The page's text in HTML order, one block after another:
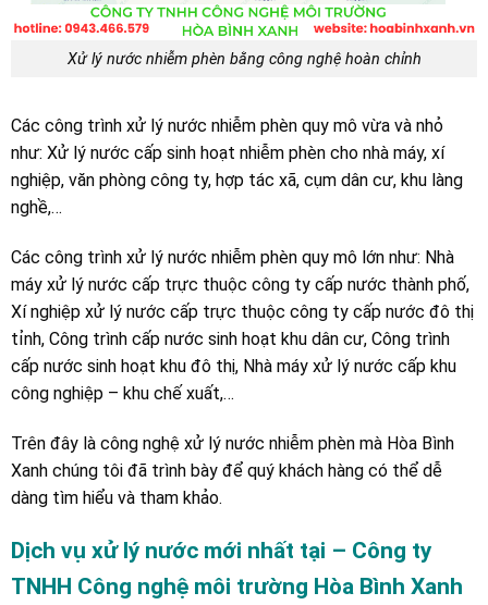
Xử lý nước nhiễm phèn bằng công nghệ hoàn chỉnh
Các công trình xử lý nước nhiễm phèn quy mô vừa và nhỏ
như: Xử lý nước cấp sinh hoạt nhiễm phèn cho nhà máy, xí
nghiệp, văn phòng công ty, hợp tác xã, cụm dân cư, khu làng
nghề,…
Các công trình xử lý nước nhiễm phèn quy mô lớn như: Nhà
máy xử lý nước cấp trực thuộc công ty cấp nước thành phố,
Xí nghiệp xử lý nước cấp trực thuộc công ty cấp nước đô thị
tỉnh, Công trình cấp nước sinh hoạt khu dân cư, Công trình
cấp nước sinh hoạt khu đô thị, Nhà máy xử lý nước cấp khu
công nghiệp – khu chế xuất,…
Trên đây là công nghệ xử lý nước nhiễm phèn mà Hòa Bình
Xanh chúng tôi đã trình bày để quý khách hàng có thể dễ
dàng tìm hiểu và tham khảo.
Dịch vụ xử lý nước mới nhất tại – Công ty
TNHH Công nghệ môi trường Hòa Bình Xanh